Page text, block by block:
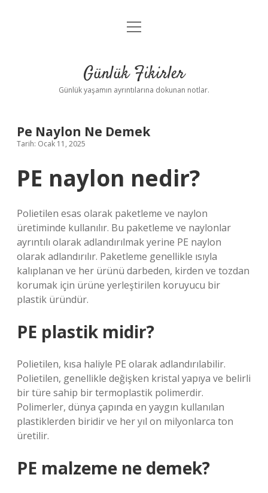
Anasayfa
Yasal Uyarı
menüyü
Günlük Fikirler
Günlük yaşamın ayrıntılarına dokunan notlar.
Pe Naylon Ne Demek
Tarih: Ocak 11, 2025
PE naylon nedir?
Polietilen esas olarak paketleme ve naylon
üretiminde kullanılır. Bu paketleme ve naylonlar
ayrıntılı olarak adlandırılmak yerine PE naylon
olarak adlandırılır. Paketleme genellikle ısıyla
kalıplanan ve her ürünü darbeden, kirden ve tozdan
korumak için ürüne yerleştirilen koruyucu bir
plastik üründür.
PE plastik midir?
Polietilen, kısa haliyle PE olarak adlandırılabilir.
Polietilen, genellikle değişken kristal yapıya ve belirli
bir türe sahip bir termoplastik polimerdir.
Polimerler, dünya çapında en yaygın kullanılan
plastiklerden biridir ve her yıl on milyonlarca ton
üretilir.
PE malzeme ne demek?